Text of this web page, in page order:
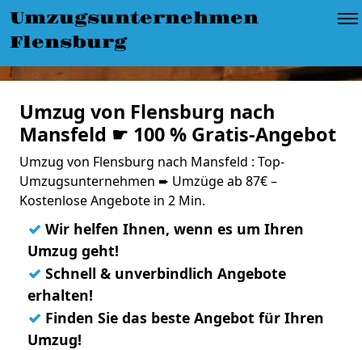
Umzugsunternehmen
Flensburg
Umzug von Flensburg nach
Mansfeld ☛ 100 % Gratis-Angebot
Umzug von Flensburg nach Mansfeld : Top-
Umzugsunternehmen ➨ Umzüge ab 87€ –
Kostenlose Angebote in 2 Min.
✓ Wir helfen Ihnen, wenn es um Ihren
Umzug geht!
✓ Schnell & unverbindlich Angebote
erhalten!
✓ Finden Sie das beste Angebot für Ihren
Umzug!